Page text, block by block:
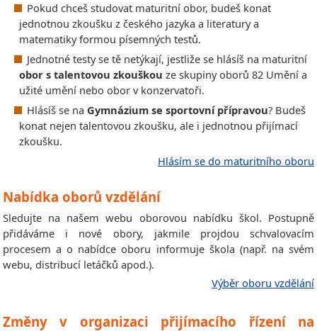
Pokud chceš studovat maturitní obor, budeš konat
jednotnou zkoušku z českého jazyka a literatury a
matematiky formou písemných testů.
Jednotné testy se tě netýkají, jestliže se hlásíš na maturitní
obor s talentovou zkouškou ze skupiny oborů 82 Umění a
užité umění nebo obor v konzervatoři.
Hlásíš se na Gymnázium se sportovní přípravou? Budeš
konat nejen talentovou zkoušku, ale i jednotnou přijímací
zkoušku.
Hlásím se do maturitního oboru
Nabídka oborů vzdělání
Sledujte na našem webu oborovou nabídku škol. Postupně
přidáváme i nové obory, jakmile projdou schvalovacím
procesem a o nabídce oboru informuje škola (např. na svém
webu, distribucí letáčků apod.).
Výběr oboru vzdělání
Změny v organizaci přijímacího řízení na